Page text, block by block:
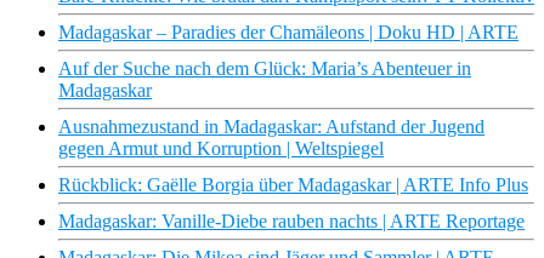
Madagaskar – Paradies der Chamäleons | Doku HD | ARTE
Auf der Suche nach dem Glück: Maria’s Abenteuer in
Madagaskar
Ausnahmezustand in Madagaskar: Aufstand der Jugend
gegen Armut und Korruption | Weltspiegel
Rückblick: Gaëlle Borgia über Madagaskar | ARTE Info Plus
Madagaskar: Vanille-Diebe rauben nachts | ARTE Reportage